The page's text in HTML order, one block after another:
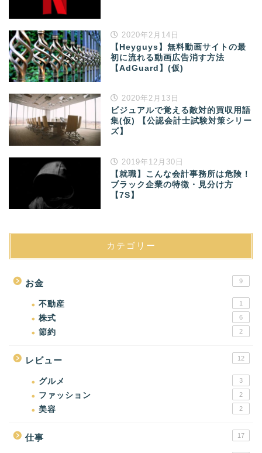
2020年2月14日
【Heyguys】無料動画サイトの最
初に流れる動画広告消す方法
【AdGuard】(仮)
2020年2月13日
ビジュアルで覚える敵対的買収用語
集(仮) 【公認会計士試験対策シリー
ズ】
2019年12月30日
【就職】こんな会計事務所は危険！
ブラック企業の特徴・見分け方
【7S】
カテゴリー
お金 9
不動産 1
株式 6
節約 2
レビュー 12
グルメ 3
ファッション 2
美容 2
仕事 17